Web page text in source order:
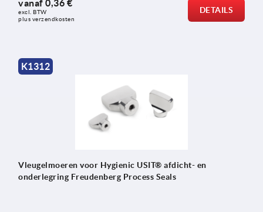
vanaf 0,36 €
excl. BTW
plus verzendkosten
DETAILS
K1312
Vleugelmoeren voor Hygienic USIT® afdicht- en
onderlegring Freudenberg Process Seals